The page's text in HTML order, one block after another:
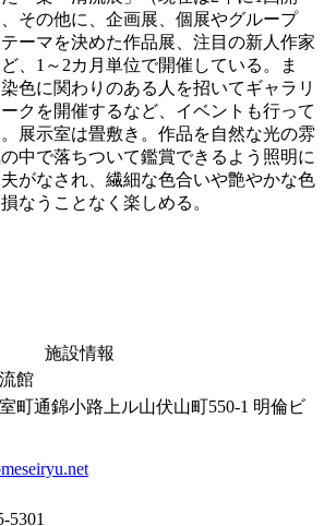
その他に、企画展、個展やグループ
ーマを決めた作品展、注目の新人作家
、1～2カ月単位で開催している。ま
色に関わりのある人を招いてギャラリ
クを開催するなど、イベントも行って
展示室は畳敷き。作品を自然な光の雰
中で落ちついて鑑賞できるよう照明に
夫がなされ、繊細な色合いや艶やかな色
なうことなく楽しめる。
施設情報
館
町通錦小路上ル山伏山町550-1 明倫ビ
5301